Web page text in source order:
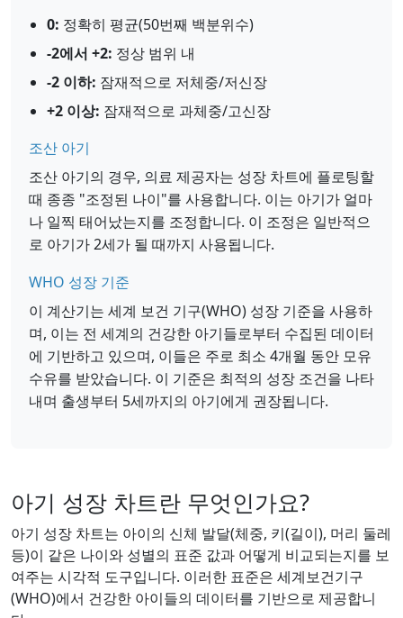
0: 정확히 평균(50번째 백분위수)
-2에서 +2: 정상 범위 내
-2 이하: 잠재적으로 저체중/저신장
+2 이상: 잠재적으로 과체중/고신장
조산 아기
조산 아기의 경우, 의료 제공자는 성장 차트에 플로팅할
때 종종 "조정된 나이"를 사용합니다. 이는 아기가 얼마
나 일찍 태어났는지를 조정합니다. 이 조정은 일반적으
로 아기가 2세가 될 때까지 사용됩니다.
WHO 성장 기준
이 계산기는 세계 보건 기구(WHO) 성장 기준을 사용하
며, 이는 전 세계의 건강한 아기들로부터 수집된 데이터
에 기반하고 있으며, 이들은 주로 최소 4개월 동안 모유
수유를 받았습니다. 이 기준은 최적의 성장 조건을 나타
내며 출생부터 5세까지의 아기에게 권장됩니다.
아기 성장 차트란 무엇인가요?
아기 성장 차트는 아이의 신체 발달(체중, 키(길이), 머리 둘레
등)이 같은 나이와 성별의 표준 값과 어떻게 비교되는지를 보
여주는 시각적 도구입니다. 이러한 표준은 세계보건기구
(WHO)에서 건강한 아이들의 데이터를 기반으로 제공합니